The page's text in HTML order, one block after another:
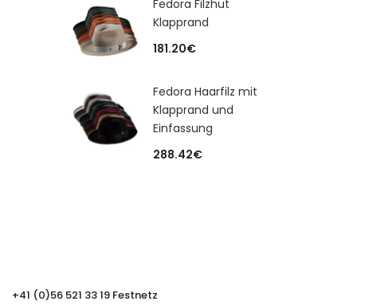
Fedora Filzhut
Klapprand
181.20€
Fedora Haarfilz mit
Klapprand und
Einfassung
288.42€
+41 (0)56 521 33 19 Festnetz